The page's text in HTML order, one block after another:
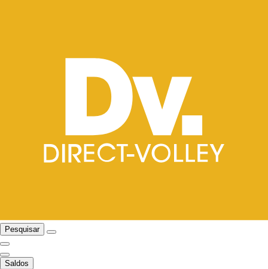
Pesquisar
Saldos